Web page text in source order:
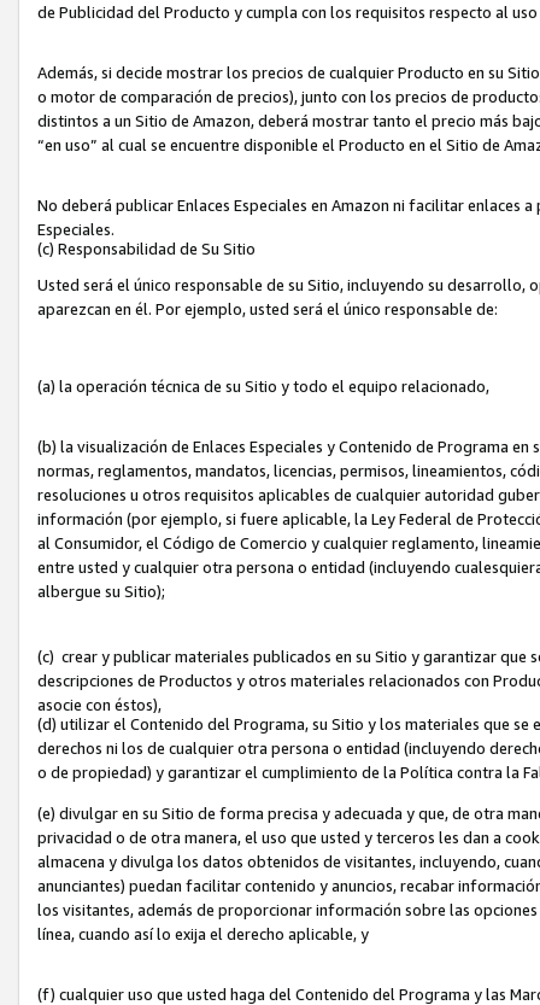
de Publicidad del Producto y cumpla con los requisitos respecto al uso
Además, si decide mostrar los precios de cualquier Producto en su
o motor de comparación de precios), junto con los precios de
distintos a un Sitio de Amazon, deberá mostrar tanto el precio más
“en uso” al cual se encuentre disponible el Producto en el Sitio de
No deberá publicar Enlaces Especiales en Amazon ni facilitar enlaces
Especiales.
(c) Responsabilidad de Su Sitio
Usted será el único responsable de su Sitio, incluyendo su
aparezcan en él. Por ejemplo, usted será el único responsable de:
(a) la operación técnica de su Sitio y todo el equipo relacionado,
(b) la visualización de Enlaces Especiales y Contenido de Programa
normas, reglamentos, mandatos, licencias, permisos, lineamientos,
resoluciones u otros requisitos aplicables de cualquier autoridad
información (por ejemplo, si fuere aplicable, la Ley Federal de
al Consumidor, el Código de Comercio y cualquier reglamento,
entre usted y cualquier otra persona o entidad (incluyendo
albergue su Sitio);
(c) crear y publicar materiales publicados en su Sitio y garantizar que
descripciones de Productos y otros materiales relacionados con
asocie con éstos),
(d) utilizar el Contenido del Programa, su Sitio y los materiales que se
derechos ni los de cualquier otra persona o entidad (incluyendo
o de propiedad) y garantizar el cumplimiento de la Política contra la
(e) divulgar en su Sitio de forma precisa y adecuada y que, de otra
privacidad o de otra manera, el uso que usted y terceros les dan a
almacena y divulga los datos obtenidos de visitantes, incluyendo,
anunciantes) puedan facilitar contenido y anuncios, recabar
los visitantes, además de proporcionar información sobre las
línea, cuando así lo exija el derecho aplicable, y
(f) cualquier uso que usted haga del Contenido del Programa y las